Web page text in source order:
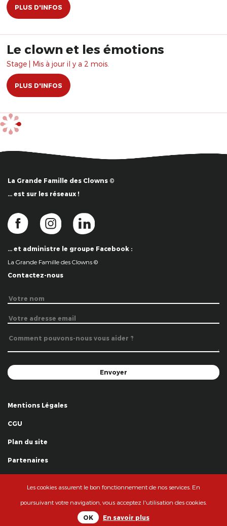
PLUS D'INFOS
Le clown et les émotions
Stage | Mis à jour il y a 2 mois.
PLUS D'INFOS
La Grande Famille des Clowns ©
… est sur les réseaux !
… et administre le groupe Facebook :
La Grande Famille des Clowns ©
Contactez-nous
Mentions Légales
CGU
Plan du site
Partenaires
© La Grande Famille des Clowns - 2018
Les cookies assurent le bon fonctionnement de nos services. En
poursuivant votre navigation, vous acceptez l'utilisation des cookies.
OK En savoir plus